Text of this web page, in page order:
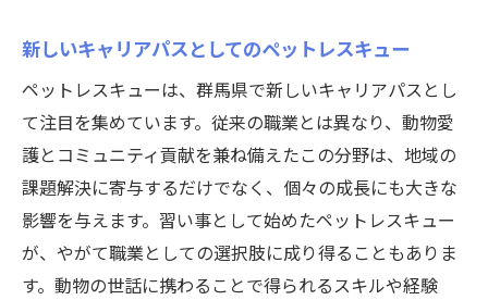
新しいキャリアパスとしてのペットレスキュー
ペットレスキューは、群馬県で新しいキャリアパスとし
て注目を集めています。従来の職業とは異なり、動物愛
護とコミュニティ貢献を兼ね備えたこの分野は、地域の
課題解決に寄与するだけでなく、個々の成長にも大きな
影響を与えます。習い事として始めたペットレスキュー
が、やがて職業としての選択肢に成り得ることもありま
す。動物の世話に携わることで得られるスキルや経験